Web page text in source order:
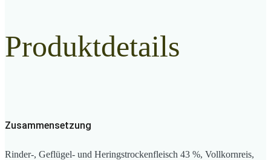
Produktdetails
Zusammensetzung
Rinder-, Geflügel- und Heringstrockenfleisch 43 %, Vollkornreis,